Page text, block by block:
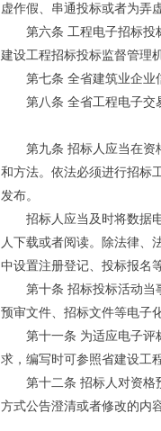
虚作假、串通投标或者为弄
第六条 工程电子招标投标
建设工程招标投标监督管理
第七条 全省建筑业企业
第八条 全省工程电子交易
第九条 招标人应当在资格
和方法。依法必须进行招标
发布。
招标人应当及时将数据电
人下载或者阅读。除法律、
中设置注册登记、投标报名
第十条 招标投标活动当事
预审文件、招标文件等电子
第十一条 为适应电子评标
求，编写时可参照省建设工
第十二条 招标人对资格预
方式公告澄清或者修改的内